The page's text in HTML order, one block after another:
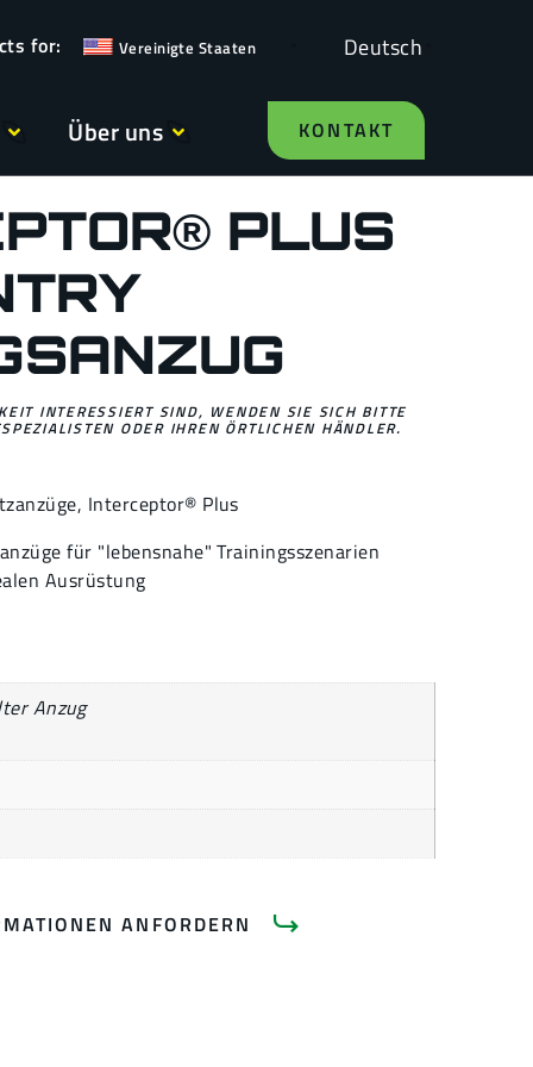
Vereinigte Staaten Deutsch
Über uns KONTAKT
PLUS
INTERESSIERT SIND, WENDEN SIE SICH BITTE
ODER IHREN ÖRTLICHEN HÄNDLER.
, Interceptor® Plus
für "lebensnahe" Trainingsszenarien
Ausrüstung
Anzug
ANFORDERN